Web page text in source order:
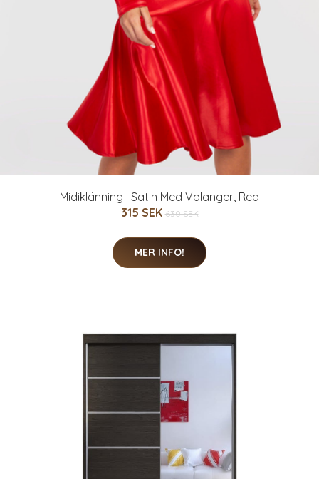
Midiklänning I Satin Med Volanger, Red
315 SEK 630 SEK
MER INFO!